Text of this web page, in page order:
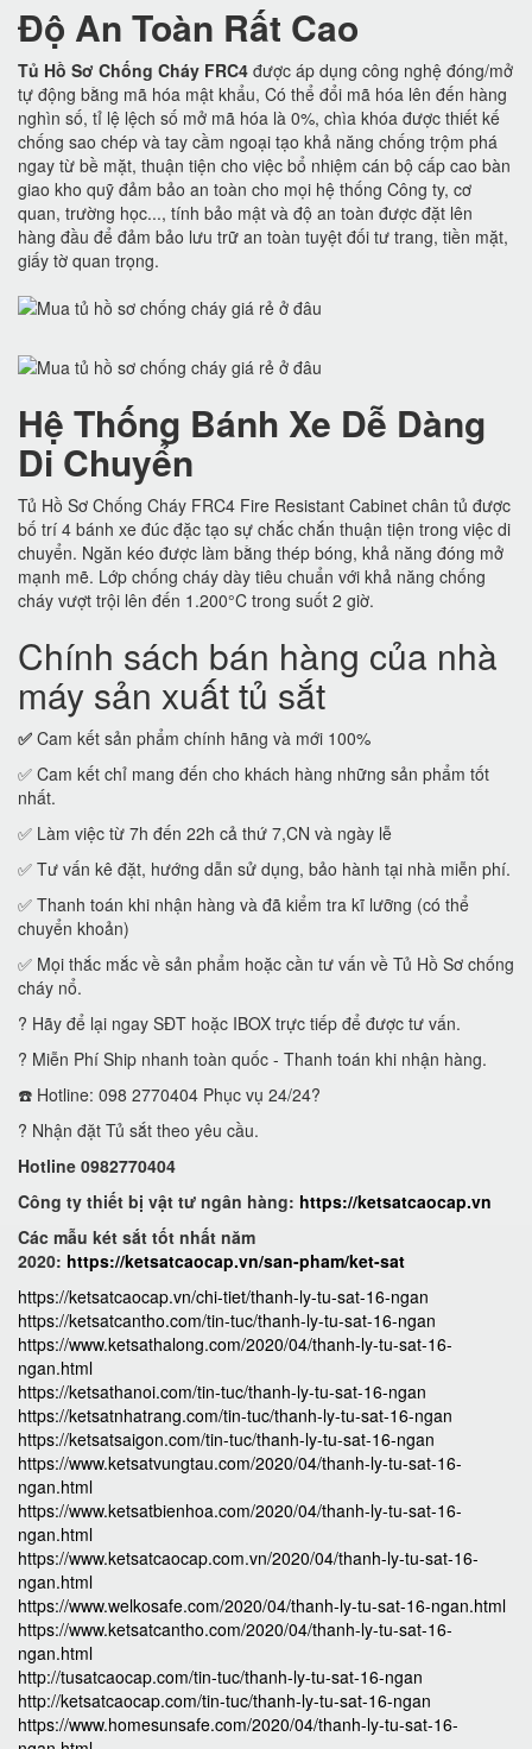
Độ An Toàn Rất Cao
Tủ Hồ Sơ Chống Cháy FRC4 được áp dụng công nghệ đóng/mở
tự động bằng mã hóa mật khẩu, Có thể đổi mã hóa lên đến hàng
nghìn số, tỉ lệ lệch số mở mã hóa là 0%, chìa khóa được thiết kế
chống sao chép và tay cầm ngoại tạo khả năng chống trộm phá
ngay từ bề mặt, thuận tiện cho việc bổ nhiệm cán bộ cấp cao bàn
giao kho quỹ đảm bảo an toàn cho mọi hệ thống Công ty, cơ
quan, trường học..., tính bảo mật và độ an toàn được đặt lên
hàng đầu để đảm bảo lưu trữ an toàn tuyệt đối tư trang, tiền mặt,
giấy tờ quan trọng.
Hệ Thống Bánh Xe Dễ Dàng
Di Chuyển
Tủ Hồ Sơ Chống Cháy FRC4 Fire Resistant Cabinet chân tủ được
bố trí 4 bánh xe đúc đặc tạo sự chắc chắn thuận tiện trong việc di
chuyển. Ngăn kéo được làm bằng thép bóng, khả năng đóng mở
mạnh mẽ. Lớp chống cháy dày tiêu chuẩn với khả năng chống
cháy vượt trội lên đến 1.200°C trong suốt 2 giờ.
Chính sách bán hàng của nhà
máy sản xuất tủ sắt
✅ Cam kết sản phẩm chính hãng và mới 100%
✅ Cam kết chỉ mang đến cho khách hàng những sản phẩm tốt
nhất.
✅ Làm việc từ 7h đến 22h cả thứ 7,CN và ngày lễ
✅ Tư vấn kê đặt, hướng dẫn sử dụng, bảo hành tại nhà miễn phí.
✅ Thanh toán khi nhận hàng và đã kiểm tra kĩ lưỡng (có thể
chuyển khoản)
✅ Mọi thắc mắc về sản phẩm hoặc cần tư vấn về Tủ Hồ Sơ chống
cháy nổ.
? Hãy để lại ngay SĐT hoặc IBOX trực tiếp để được tư vấn.
? Miễn Phí Ship nhanh toàn quốc - Thanh toán khi nhận hàng.
☎️ Hotline: 098 2770404 Phục vụ 24/24?
? Nhận đặt Tủ sắt theo yêu cầu.
Hotline 0982770404
Công ty thiết bị vật tư ngân hàng: https://ketsatcaocap.vn
Các mẫu két sắt tốt nhất năm
2020: https://ketsatcaocap.vn/san-pham/ket-sat
https://ketsatcaocap.vn/chi-tiet/thanh-ly-tu-sat-16-ngan
https://ketsatcantho.com/tin-tuc/thanh-ly-tu-sat-16-ngan
https://www.ketsathalong.com/2020/04/thanh-ly-tu-sat-16-
ngan.html
https://ketsathanoi.com/tin-tuc/thanh-ly-tu-sat-16-ngan
https://ketsatnhatrang.com/tin-tuc/thanh-ly-tu-sat-16-ngan
https://ketsatsaigon.com/tin-tuc/thanh-ly-tu-sat-16-ngan
https://www.ketsatvungtau.com/2020/04/thanh-ly-tu-sat-16-
ngan.html
https://www.ketsatbienhoa.com/2020/04/thanh-ly-tu-sat-16-
ngan.html
https://www.ketsatcaocap.com.vn/2020/04/thanh-ly-tu-sat-16-
ngan.html
https://www.welkosafe.com/2020/04/thanh-ly-tu-sat-16-ngan.html
https://www.ketsatcantho.com/2020/04/thanh-ly-tu-sat-16-
ngan.html
http://tusatcaocap.com/tin-tuc/thanh-ly-tu-sat-16-ngan
http://ketsatcaocap.com/tin-tuc/thanh-ly-tu-sat-16-ngan
https://www.homesunsafe.com/2020/04/thanh-ly-tu-sat-16-